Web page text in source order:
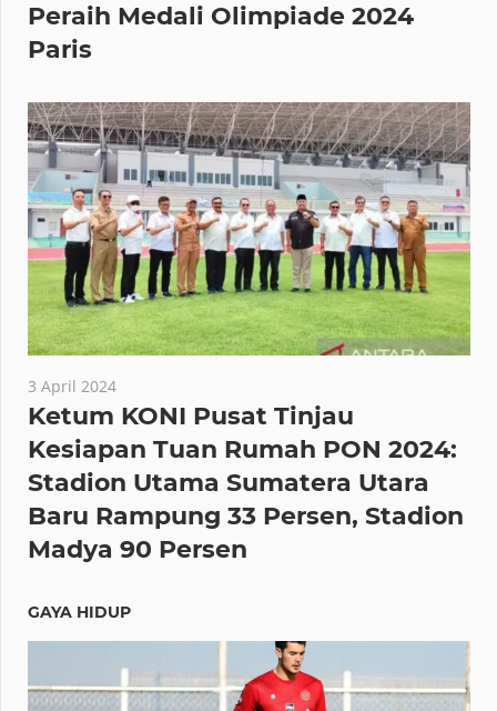
Peraih Medali Olimpiade 2024
Paris
3 April 2024
Ketum KONI Pusat Tinjau
Kesiapan Tuan Rumah PON 2024:
Stadion Utama Sumatera Utara
Baru Rampung 33 Persen, Stadion
Madya 90 Persen
GAYA HIDUP